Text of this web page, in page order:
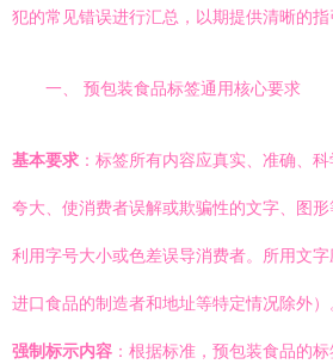
犯的常见错误进行汇总，以期提供清晰的指
一、 预包装食品标签通用核心要求
基本要求 ：标签所有内容应真实、准确、
夸大、使消费者误解或欺骗性的文字、图
利用字号大小或色差误导消费者。所用文字
进口食品的制造者和地址等特定情况除外）
强制标示内容 ：根据标准，预包装食品的